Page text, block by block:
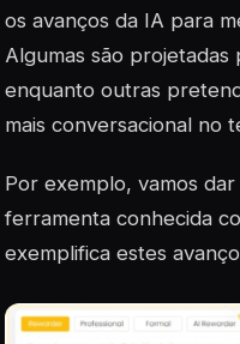
os avanços da IA para
Algumas são
enquanto outras
mais conversacional no
Por exemplo, vamos
ferramenta conhecida
exemplifica estes